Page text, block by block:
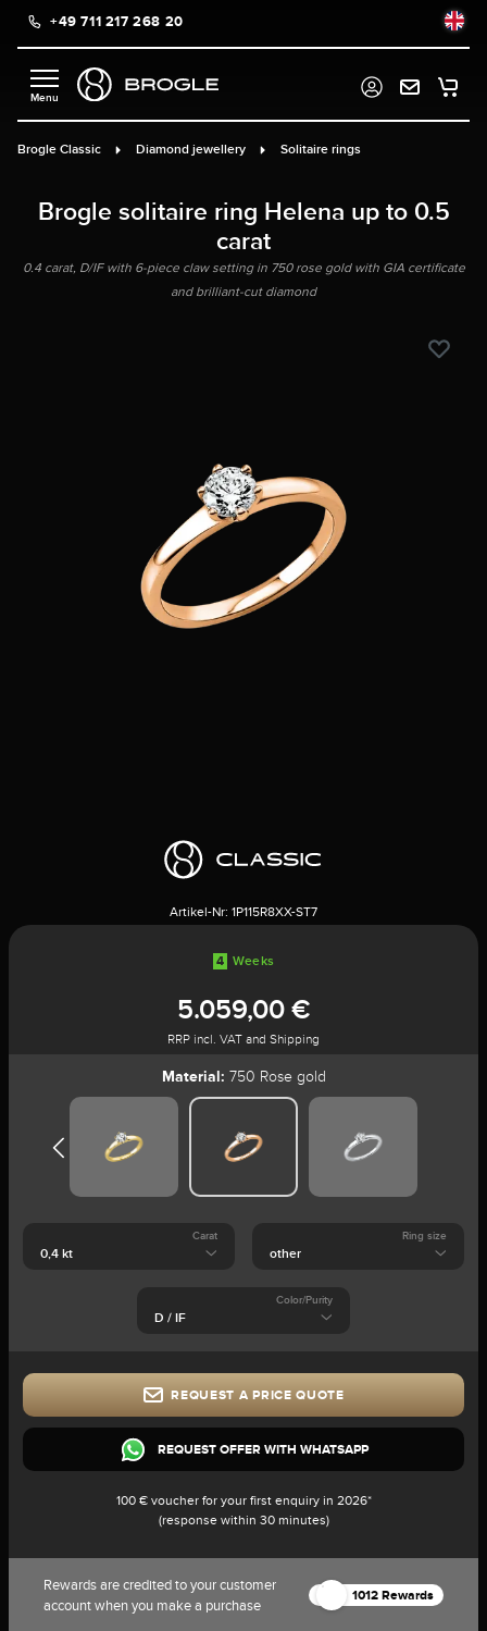
content+49 711 217 268 20
Brogle Classic Diamond jewellery Solitaire rings
Brogle solitaire ring Helena up to 0.5
carat
0.4 carat, D/IF with 6-piece claw setting in 750 rose gold with GIA certificate
and brilliant-cut diamond
Artikel-Nr: 1P115R8XX-ST7
4 Weeks
5.059,00 €
RRP incl. VAT and Shipping
Material: 750 Rose gold
Carat Ring size
Color/Purity
REQUEST A PRICE QUOTE
REQUEST OFFER WITH WHATSAPP
100 € voucher for your first enquiry in 2026*
(response within 30 minutes)
Rewards are credited to your customer
account when you make a purchase
1012 Rewards